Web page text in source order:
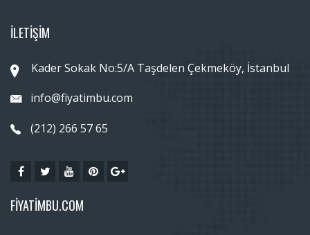
İLETİŞİM
Kader Sokak No:5/A Taşdelen Çekmeköy, İstanbul
info@fiyatimbu.com
(212) 266 57 65
FIYATIMBU.COM